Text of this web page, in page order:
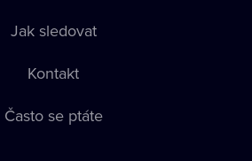
Jak sledovat
Kontakt
Často se ptáte